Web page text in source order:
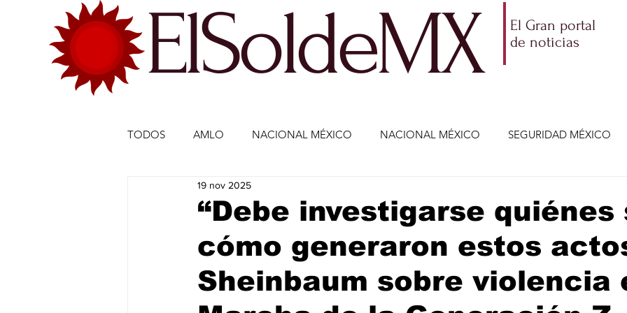
ElSoldeMX
El Gran portal
de noticias
TODOS AMLO NACIONAL MÉXICO NACIONAL MÉXICO SEGURIDAD MÉXICO
ECONOMÍA MÉXICO
DEPORTES DEPORTES CIENCIA Y TECNOLOGÍA ENTRETENIMIENTO VIDA
JALISCO-ENRIQUE ALFARO
“Debe investigarse quiénes
cómo generaron estos
Sheinbaum sobre violencia
19 nov 2025